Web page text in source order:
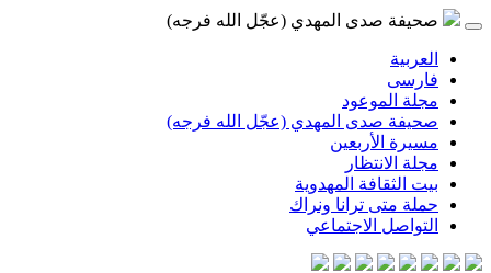
صحيفة صدى المهدي (عجّل الله فرجه)
العربية
فارسی
مجلة الموعود
صحيفة صدى المهدي (عجّل الله فرجه)
مسيرة الأربعين
مجلة الانتظار
بيت الثقافة المهدوية
حملة متى ترانا ونراك
التواصل الاجتماعي